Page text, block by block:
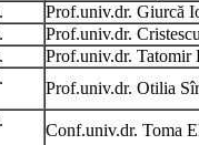
Prof.univ.dr. Giurcă
Prof.univ.dr.
Prof.univ.dr. Tatomir
Prof.univ.dr. Otilia
Conf.univ.dr. Toma